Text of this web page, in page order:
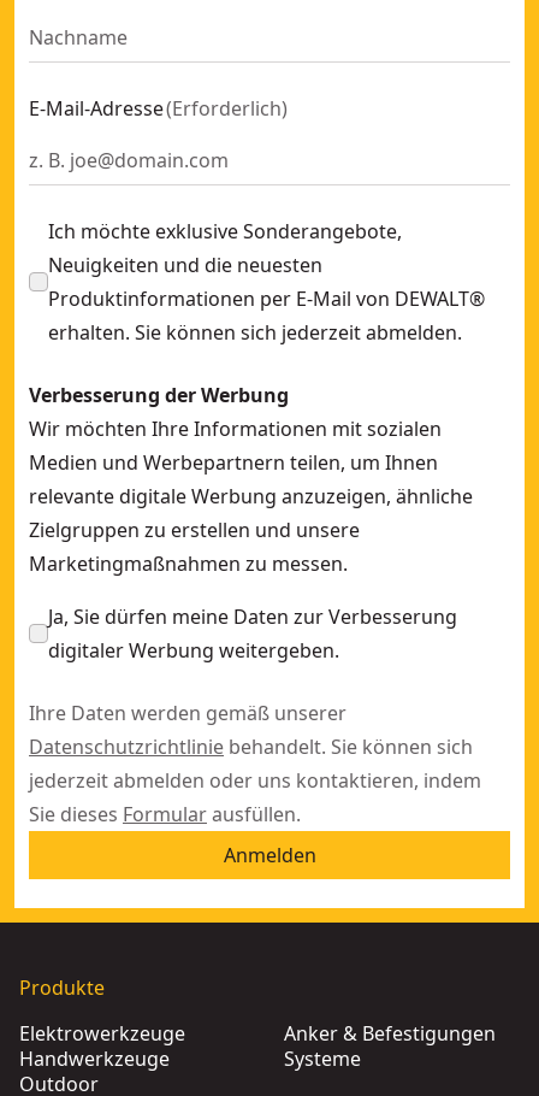
E-Mail-Adresse(Erforderlich)
Ich möchte exklusive Sonderangebote,
Neuigkeiten und die neuesten
Produktinformationen per E-Mail von DEWALT®
erhalten. Sie können sich jederzeit abmelden.
Verbesserung der Werbung
Wir möchten Ihre Informationen mit sozialen
Medien und Werbepartnern teilen, um Ihnen
relevante digitale Werbung anzuzeigen, ähnliche
Zielgruppen zu erstellen und unsere
Marketingmaßnahmen zu messen.
Ja, Sie dürfen meine Daten zur Verbesserung
digitaler Werbung weitergeben.
Ihre Daten werden gemäß unserer
Datenschutzrichtlinie behandelt. Sie können sich
jederzeit abmelden oder uns kontaktieren, indem
Sie dieses Formularausfüllen.
Anmelden
Produkte
Elektrowerkzeuge
Handwerkzeuge
Outdoor
Anker & Befestigungen
Systeme